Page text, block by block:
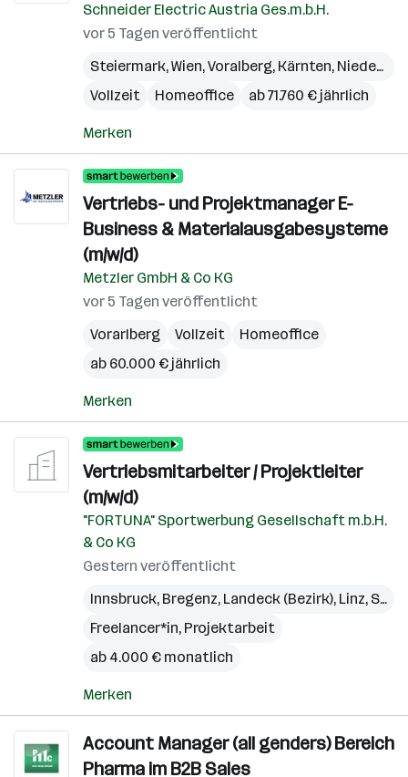
Schneider Electric Austria Ges.m.b.H.
vor 5 Tagen veröffentlicht
Steiermark,Wien,Voralberg, Kärnten, Niederösterreich
Vollzeit
Homeoffice ab 71.760 € jährlich
Merken
Vertriebs- und Projektmanager E-
Business & Materialausgabesysteme
(m/w/d)
Metzler GmbH & Co KG
vor 5 Tagen veröffentlicht
Vorarlberg
Vollzeit
Homeoffice
ab 60.000 € jährlich
Merken
Vertriebsmitarbeiter / Projektleiter
(m/w/d)
"FORTUNA" Sportwerbung Gesellschaft m.b.H.
& Co KG
Gestern veröffentlicht
Innsbruck, Bregenz, Landeck (Bezirk), Linz, St. Pölten
Freelancer*in, Projektarbeit
ab 4.000 € monatlich
Merken
Account Manager (all genders) Bereich
Pharma im B2B Sales